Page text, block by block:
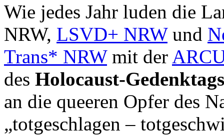
Wie jedes Jahr luden die
NRW, LSVD+ NRWund
Trans* NRWmit der
des Holocaust-
an die queeren Opfer des
„totgeschlagen –